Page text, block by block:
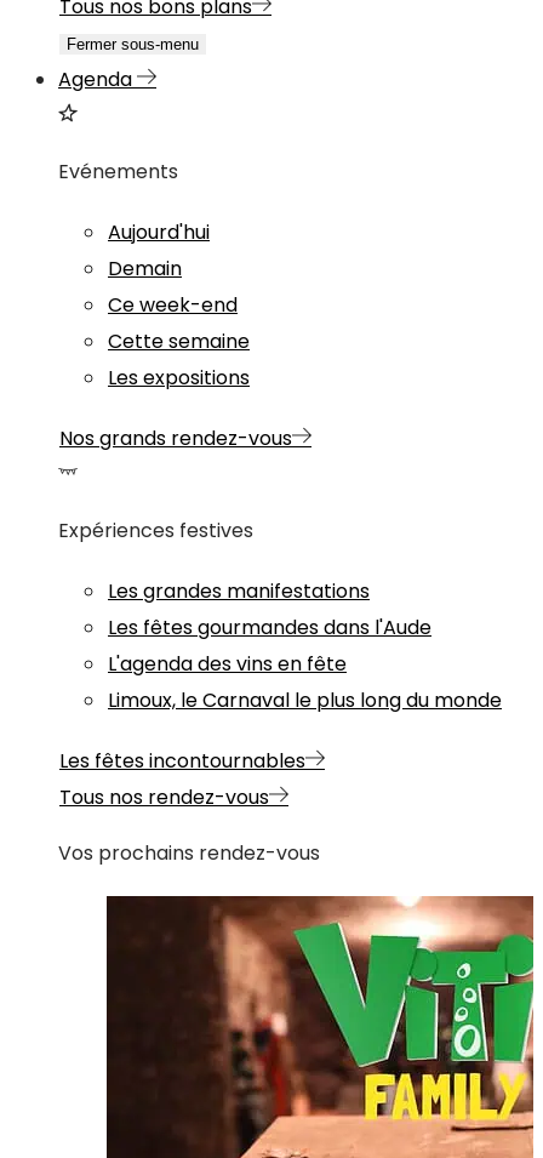
Tous nos bons plans
Fermer sous-menu
Agenda
Evénements
Aujourd'hui
Demain
Ce week-end
Cette semaine
Les expositions
Nos grands rendez-vous
Expériences festives
Les grandes manifestations
Les fêtes gourmandes dans l'Aude
L'agenda des vins en fête
Limoux, le Carnaval le plus long du monde
Les fêtes incontournables
Tous nos rendez-vous
Vos prochains rendez-vous